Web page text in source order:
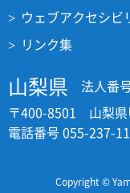
ウェブアクセシビ
リンク集
山梨県
法人番
〒400-8501 山梨県
電話番号 055-237-
Copyright ©